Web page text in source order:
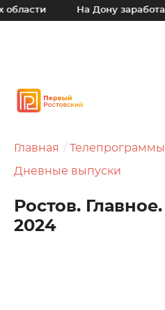
На Дону заработала
Главная Телепрограммы
Дневные выпуски
Ростов.
2024